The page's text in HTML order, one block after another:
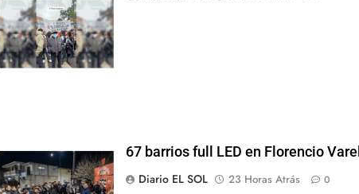
contra la Ley de
Privada
67 barrios full LED en Florencio
Diario EL SOL
23 Horas Atrás 0